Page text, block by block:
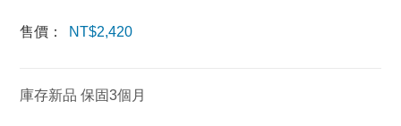
售價： NT$2,420
庫存新品 保固3個月